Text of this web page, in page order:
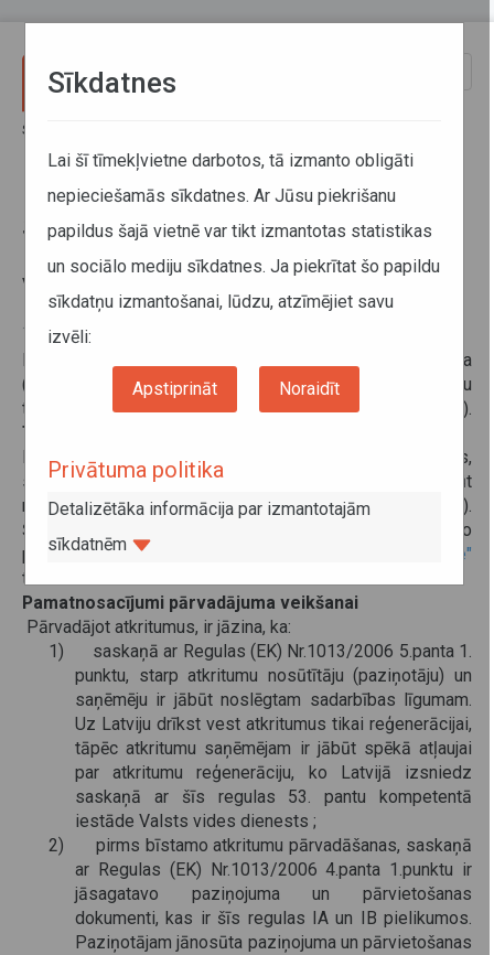
Sākums
Starptautisku atkritumu
pārvadāšana ar autotransportu
Vācijā
16. septembris 2015
Informējam, ka atkritumu transportēšanu ES regulē Regula
(EK)
Nr.1013/2006, bet Vācijā to papildus regulē Atkritumu
transportēšanas likums (Waste Shipment Act (AbfVerbrG)).
Transportlīdzekļa marķēšana
Lai pārvadātāji varētu transportēt jebkura veida atkritumus,
saskaņā ar šo Vācijas likumu, transportlīdzeklim jābūt
marķētam ar speciālu zīmi (melns A burts uz balta fona).
Šo zīmi var iegādāties pie jebkura zīmju ražotāja, kas to
piedāvā. Vācijā šī zīme ir nopērkama katrā
"SVG Autohofe"
tirdzniecības vietā.
Pamatnosacījumi pārvadājuma veikšanai
Pārvadājot atkritumus, ir jāzina, ka:
1) saskaņā ar Regulas (EK) Nr.1013/2006 5.panta 1.
punktu, starp atkritumu nosūtītāju (paziņotāju) un
saņēmēju ir jābūt noslēgtam sadarbības līgumam.
Uz Latviju drīkst vest atkritumus tikai reģenerācijai,
tāpēc atkritumu saņēmējam ir jābūt spēkā atļaujai
par atkritumu reģenerāciju, ko Latvijā izsniedz
saskaņā ar šīs regulas 53. pantu kompetentā
iestāde Valsts vides dienests ;
2) pirms bīstamo atkritumu pārvadāšanas, saskaņā
ar Regulas (EK) Nr.1013/2006 4.panta 1.punktu ir
jāsagatavo paziņojuma un pārvietošanas
dokumenti, kas ir šīs regulas IA un IB pielikumos.
Paziņotājam jānosūta paziņojuma un pārvietošanas
Sīkdatnes
Lai šī tīmekļvietne darbotos, tā izmanto obligāti
nepieciešamās sīkdatnes. Ar Jūsu piekrišanu
papildus šajā vietnē var tikt izmantotas statistikas
un sociālo mediju sīkdatnes. Ja piekrītat šo papildu
sīkdatņu izmantošanai, lūdzu, atzīmējiet savu
izvēli:
Apstiprināt Noraidīt
Privātuma politika
Detalizētāka informācija par izmantotajām
sīkdatnēm